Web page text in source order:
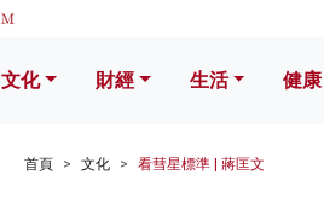
文化 財經 生活 健康
首頁 文化 看彗星標準 | 蔣匡文